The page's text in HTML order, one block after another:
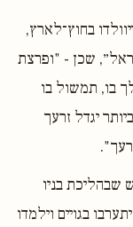
בחוץ־לארץ,
שכן - "ופרצת
בו, תמשול בו
יגדל זרעך
שבהליכת בניו
בגויים וילמדו